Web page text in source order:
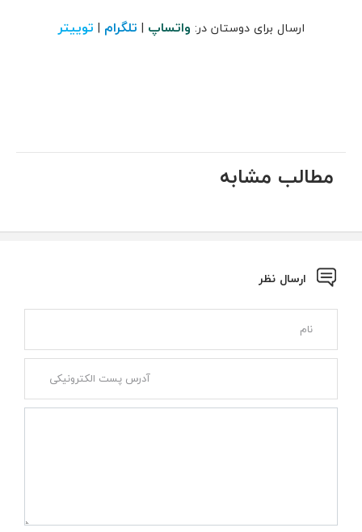
ارسال برای دوستان در: واتساپ | تلگرام | توییتر
مطالب مشابه
ارسال نظر